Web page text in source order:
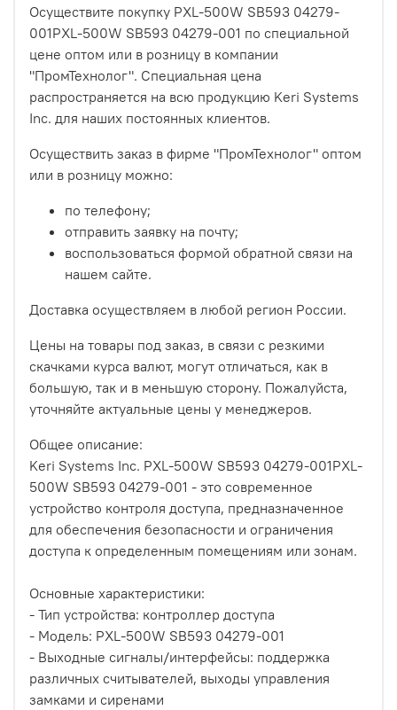
Осуществите покупку PXL-500W SB593 04279-
001PXL-500W SB593 04279-001 по специальной
цене оптом или в розницу в компании
"ПромТехнолог". Специальная цена
распространяется на всю продукцию Keri Systems
Inc. для наших постоянных клиентов.
Осуществить заказ в фирме "ПромТехнолог" оптом
или в розницу можно:
по телефону;
отправить заявку на почту;
воспользоваться формой обратной связи на
нашем сайте.
Доставка осуществляем в любой регион России.
Цены на товары под заказ, в связи с резкими
скачками курса валют, могут отличаться, как в
большую, так и в меньшую сторону. Пожалуйста,
уточняйте актуальные цены у менеджеров.
Общее описание:
Keri Systems Inc. PXL-500W SB593 04279-001PXL-
500W SB593 04279-001 - это современное
устройство контроля доступа, предназначенное
для обеспечения безопасности и ограничения
доступа к определенным помещениям или зонам.
Основные характеристики:
- Тип устройства: контроллер доступа
- Модель: PXL-500W SB593 04279-001
- Выходные сигналы/интерфейсы: поддержка
различных считывателей, выходы управления
замками и сиренами